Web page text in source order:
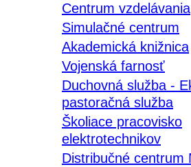
Centrum vzdelávania
Simulačné centrum
Akademická knižnica
Vojenská farnosť
Duchovná služba -
pastoračná služba
Školiace pracovisko
elektrotechnikov
Distribučné centrum